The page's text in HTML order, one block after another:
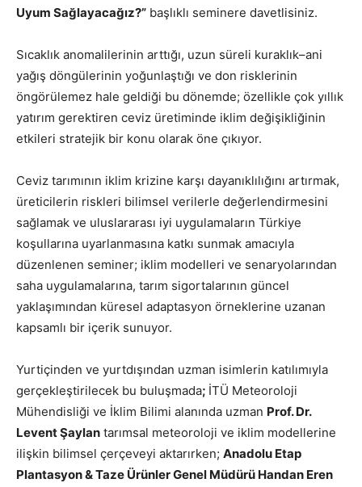
Uyum Sağlayacağız?” başlıklı seminere davetlisiniz.
Sıcaklık anomalilerinin arttığı, uzun süreli kuraklık–ani
yağış döngülerinin yoğunlaştığı ve don risklerinin
öngörülemez hale geldiği bu dönemde; özellikle çok yıllık
yatırım gerektiren ceviz üretiminde iklim değişikliğinin
etkileri stratejik bir konu olarak öne çıkıyor.
Ceviz tarımının iklim krizine karşı dayanıklılığını artırmak,
üreticilerin riskleri bilimsel verilerle değerlendirmesini
sağlamak ve uluslararası iyi uygulamaların Türkiye
koşullarına uyarlanmasına katkı sunmak amacıyla
düzenlenen seminer; iklim modelleri ve senaryolarından
saha uygulamalarına, tarım sigortalarının güncel
yaklaşımından küresel adaptasyon örneklerine uzanan
kapsamlı bir içerik sunuyor.
Yurtiçinden ve yurtdışından uzman isimlerin katılımıyla
gerçekleştirilecek bu buluşmada; İTÜ Meteoroloji
Mühendisliği ve İklim Bilimi alanında uzman Prof. Dr.
Levent Şaylan tarımsal meteoroloji ve iklim modellerine
ilişkin bilimsel çerçeveyi aktarırken; Anadolu Etap
Plantasyon & Taze Ürünler Genel Müdürü Handan Eren